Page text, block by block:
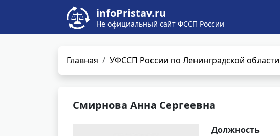
infoPristav.ru
Не официальный сайт ФССП России
Главная УФССП России по Ленинградской области
Смирнова Анна Сергеевна
Должность